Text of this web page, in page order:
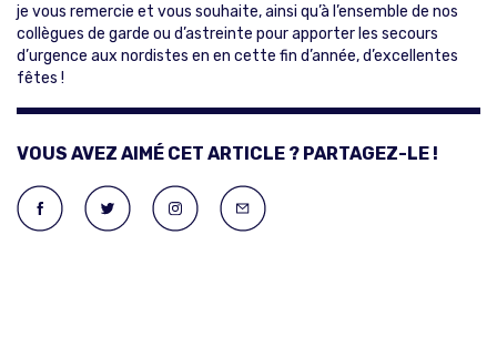
je vous remercie et vous souhaite, ainsi qu’à l’ensemble de nos
collègues de garde ou d’astreinte pour apporter les secours
d’urgence aux nordistes en en cette fin d’année, d’excellentes
fêtes !
VOUS AVEZ AIMÉ CET ARTICLE ? PARTAGEZ-LE !